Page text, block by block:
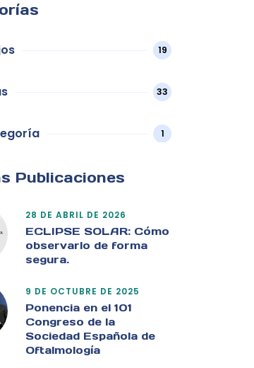
19
33
1
Publicaciones
28 DE ABRIL DE 2026
ECLIPSE SOLAR: Cómo
observarlo de forma
segura.
9 DE OCTUBRE DE 2025
Ponencia en el 101
Congreso de la
Sociedad Española de
Oftalmología